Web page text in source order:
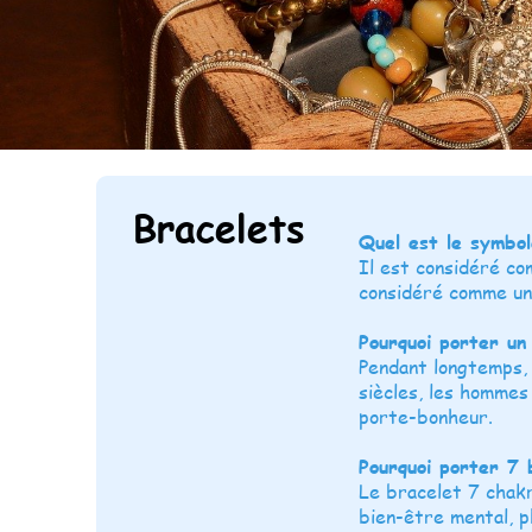
Bracelets
Quel est le
Il est considéré
considéré comme
Pourquoi porter
Pendant
siècles, les
porte-bonheur.
Pourquoi porter 7
Le bracelet 7
bien-être mental,